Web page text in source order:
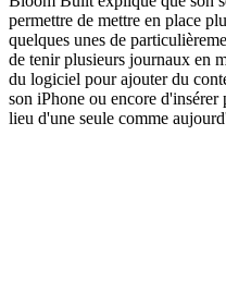
permettre de mettre en place
quelques unes de
de tenir plusieurs journaux en
du logiciel pour ajouter du
son iPhone ou encore
lieu d'une seule comme